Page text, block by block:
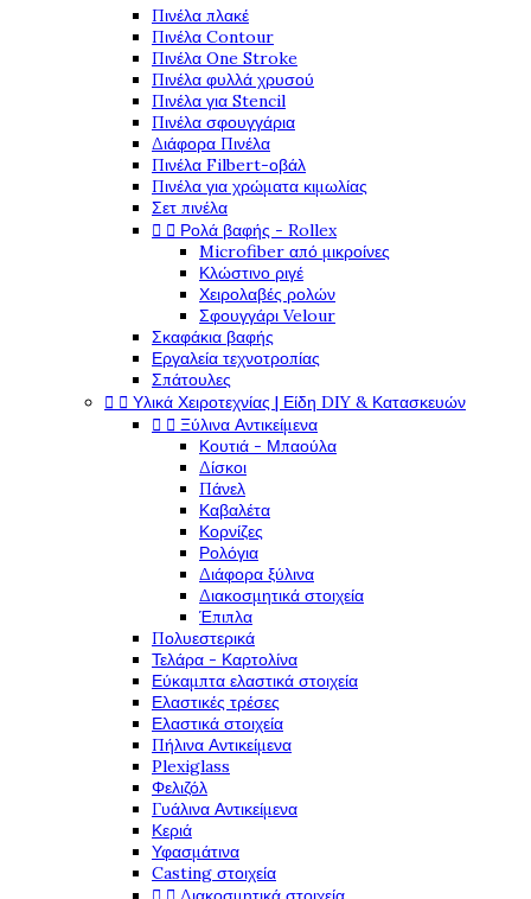
Πινέλα πλακέ
Πινέλα Contour
Πινέλα One Stroke
Πινέλα φυλλά χρυσού
Πινέλα για Stencil
Πινέλα σφουγγάρια
Διάφορα Πινέλα
Πινέλα Filbert-οβάλ
Πινέλα για χρώματα κιμωλίας
Σετ πινέλα
  Ρολά βαφής - Rollex
Microfiber από μικροίνες
Κλώστινο ριγέ
Χειρολαβές ρολών
Σφουγγάρι Velour
Σκαφάκια βαφής
Εργαλεία τεχνοτροπίας
Σπάτουλες
  Υλικά Χειροτεχνίας | Είδη DIY & Κατασκευών
  Ξύλινα Αντικείμενα
Κουτιά - Μπαούλα
Δίσκοι
Πάνελ
Καβαλέτα
Κορνίζες
Ρολόγια
Διάφορα ξύλινα
Διακοσμητικά στοιχεία
Έπιπλα
Πολυεστερικά
Τελάρα - Καρτολίνα
Εύκαμπτα ελαστικά στοιχεία
Ελαστικές τρέσες
Ελαστικά στοιχεία
Πήλινα Αντικείμενα
Plexiglass
Φελιζόλ
Γυάλινα Αντικείμενα
Κεριά
Υφασμάτινα
Casting στοιχεία